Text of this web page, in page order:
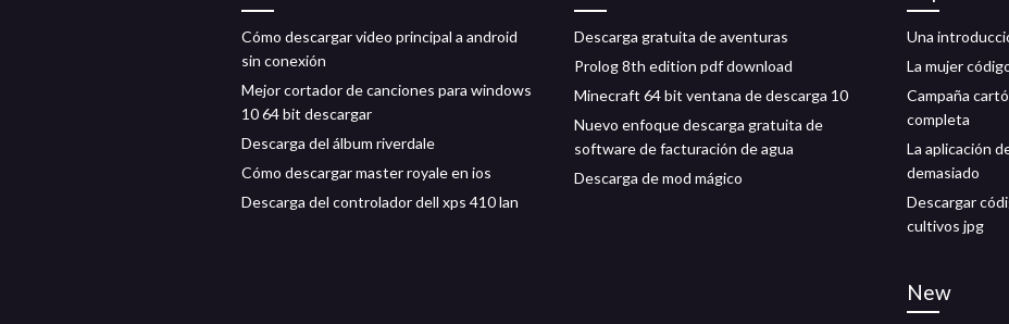
Cómo descargar video principal a android
sin conexión
Mejor cortador de canciones para windows
10 64 bit descargar
Descarga del álbum riverdale
Cómo descargar master royale en ios
Descarga del controlador dell xps 410 lan
Descarga gratuita de aventuras
Prolog 8th edition pdf download
Minecraft 64 bit ventana de descarga 10
Nuevo enfoque descarga gratuita de
software de facturación de agua
Descarga de mod mágico
Una
La mujer
Campaña
completa
La aplicación
demasiado
Descargar
cultivos jpg
New